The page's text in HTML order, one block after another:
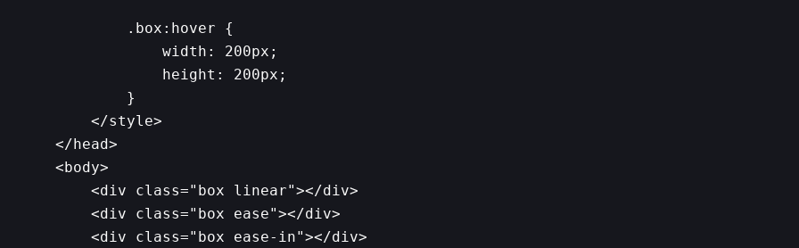
        .box:hover {
            width: 200px;
            height: 200px;
        }
    </style>
</head>
<body>
    <div class="box linear"></div>
    <div class="box ease"></div>
    <div class="box ease-in"></div>